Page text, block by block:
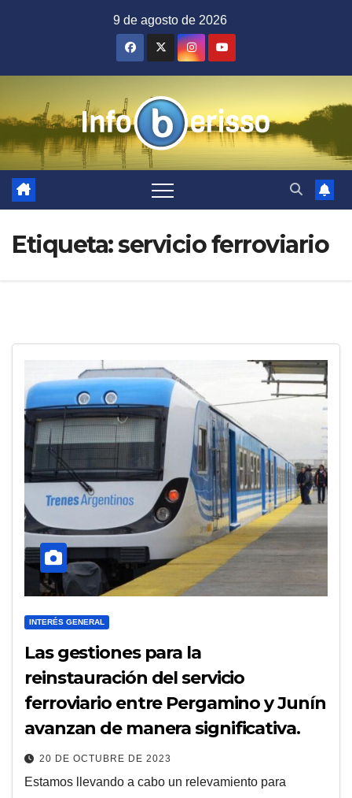
9 de agosto de 2026
Etiqueta:servicio ferroviario
INTERÉS GENERAL
Las gestiones para la
reinstauración del servicio
ferroviario entre Pergamino y Junín
avanzan de manera significativa.
20 DE OCTUBRE DE 2023
Estamos llevando a cabo un relevamiento para